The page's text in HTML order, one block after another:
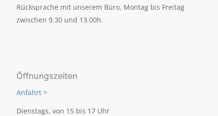
Rücksprache mit unserem Büro, Montag bis Freitag
zwischen 9.30 und 13.00h.
Öffnungszeiten
Anfahrt >
Dienstags, von 15 bis 17 Uhr